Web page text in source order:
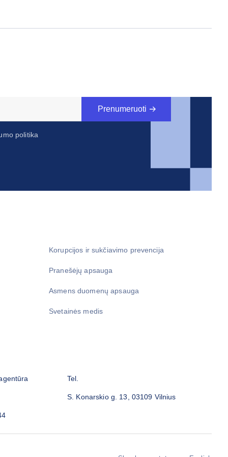
politika
Prenumeruoti
Korupcijos ir sukčiavimo prevencija
Pranešėjų apsauga
Asmens duomenų apsauga
Svetainės medis
Tel.
S. Konarskio g. 13, 03109 Vilnius